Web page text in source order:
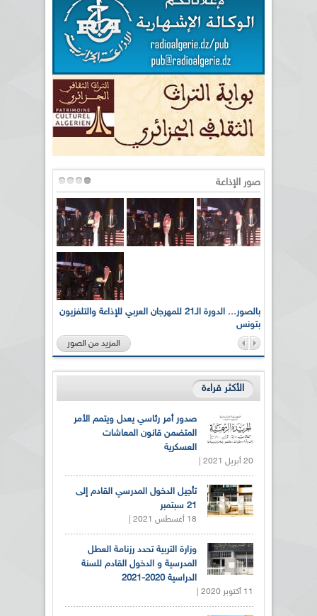
صور الإذاعة
بالصور... الدورة الـ21 للمهرجان العربي للإذاعة والتلفزيون
بتونس
المزيد من الصور
الأكثر قراءة
صدور أمر رئاسي يعدل ويتمم الأمر
المتضمن قانون المعاشات
العسكرية
20 أبريل 2021 |
تأجيل الدخول المدرسي القادم إلى
21 سبتمبر
18 أغسطس 2021 |
وزارة التربية تحدد رزنامة العطل
المدرسية و الدخول القادم للسنة
الدراسية 2020-2021
11 أكتوبر 2020 |